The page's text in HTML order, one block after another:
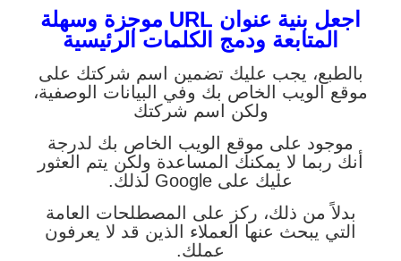
اجعل بنية عنوان URL موجزة وسهلة
المتابعة ودمج الكلمات الرئيسية
بالطبع، يجب عليك تضمين اسم شركتك على
موقع الويب الخاص بك وفي البيانات الوصفية،
ولكن اسم شركتك
موجود على موقع الويب الخاص بك لدرجة
أنك ربما لا يمكنك المساعدة ولكن يتم العثور
عليك على Google لذلك.
بدلاً من ذلك، ركز على المصطلحات العامة
التي يبحث عنها العملاء الذين قد لا يعرفون
عملك.